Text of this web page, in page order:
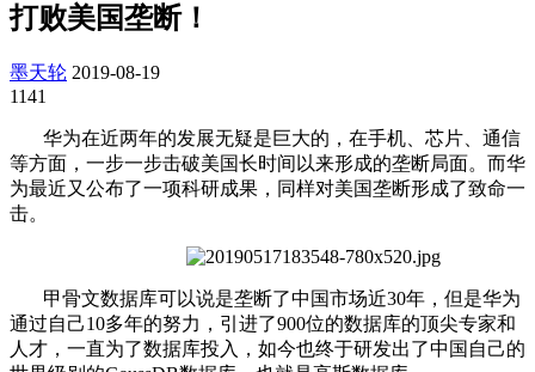
打败美国垄断！
墨天轮 2019-08-19
1141
华为在近两年的发展无疑是巨大的，在手机、芯片、通信
等方面，一步一步击破美国长时间以来形成的垄断局面。而华
为最近又公布了一项科研成果，同样对美国垄断形成了致命一
击。
甲骨文数据库可以说是垄断了中国市场近30年，但是华为
通过自己10多年的努力，引进了900位的数据库的顶尖专家和
人才，一直为了数据库投入，如今也终于研发出了中国自己的